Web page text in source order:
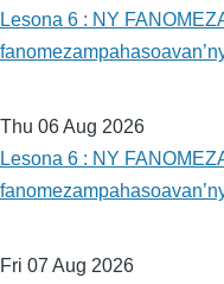
Lesona 6 : NY
Thu 06 Aug 2026
Lesona 6 : NY
Fri 07 Aug 2026